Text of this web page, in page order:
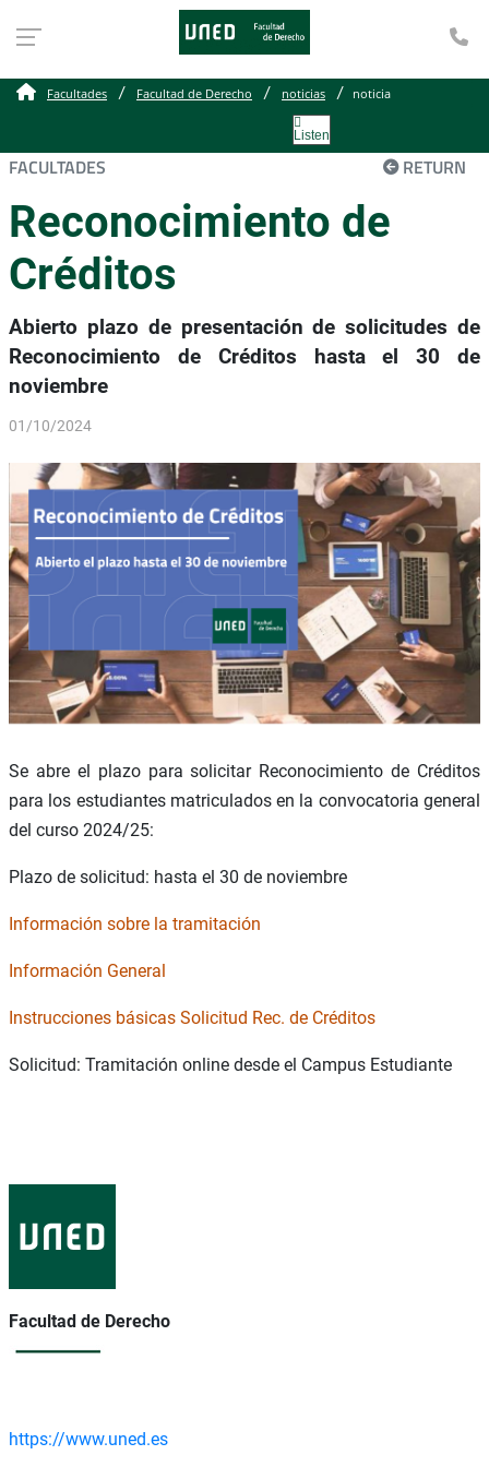
Facultades Facultad de Derecho noticias noticia
Listen
FACULTADES RETURN
Reconocimiento de
Créditos
Abierto plazo de presentación de solicitudes de
Reconocimiento de Créditos hasta el 30 de
noviembre
01/10/2024
Se abre el plazo para solicitar Reconocimiento de Créditos
para los estudiantes matriculados en la convocatoria general
del curso 2024/25:
Plazo de solicitud: hasta el 30 de noviembre
Información sobre la tramitación
Información General
Instrucciones básicas Solicitud Rec. de Créditos
Solicitud: Tramitación online desde el Campus Estudiante
Facultad de Derecho
https://www.uned.es